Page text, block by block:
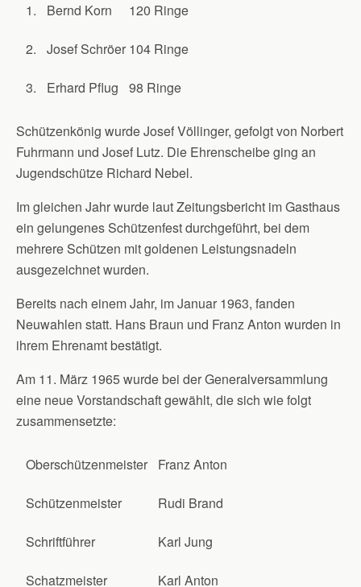
1. Bernd Korn 120 Ringe
2. Josef Schröer 104 Ringe
3. Erhard Pflug 98 Ringe
Schützenkönig wurde Josef Völlinger, gefolgt von Norbert
Fuhrmann und Josef Lutz. Die Ehrenscheibe ging an
Jugendschütze Richard Nebel.
Im gleichen Jahr wurde laut Zeitungsbericht im Gasthaus
ein gelungenes Schützenfest durchgeführt, bei dem
mehrere Schützen mit goldenen Leistungsnadeln
ausgezeichnet wurden.
Bereits nach einem Jahr, im Januar 1963, fanden
Neuwahlen statt. Hans Braun und Franz Anton wurden in
ihrem Ehrenamt bestätigt.
Am 11. März 1965 wurde bei der Generalversammlung
eine neue Vorstandschaft gewählt, die sich wie folgt
zusammensetzte:
Oberschützenmeister Franz Anton
Schützenmeister Rudi Brand
Schriftführer Karl Jung
Schatzmeister Karl Anton